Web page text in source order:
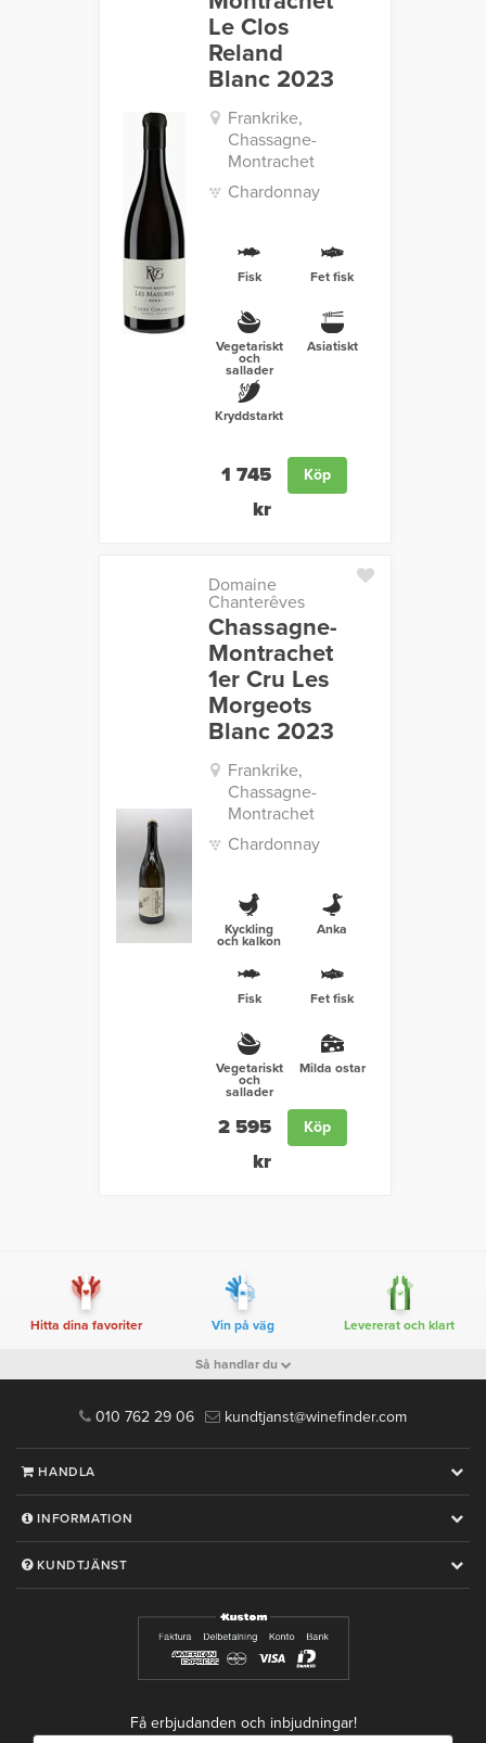
Le Clos
Reland
Blanc 2023
Frankrike,
Chassagne-
Montrachet
Chardonnay
Fisk Fet fisk
Vegetariskt
och
sallader
Asiatiskt
Kryddstarkt
1 745
kr
Köp
Domaine
Chanterêves
Chassagne-
Montrachet
1er Cru Les
Morgeots
Blanc 2023
Frankrike,
Chassagne-
Montrachet
Chardonnay
Kyckling
och kalkon
Anka
Fisk Fet fisk
Vegetariskt
och
sallader
Milda ostar
2 595
kr
Köp
Hitta dina favoriter Vin på väg Levererat och klart
Så handlar du
010 762 29 06 kundtjanst@winefinder.com
HANDLA
INFORMATION
KUNDTJÄNST
Få erbjudanden och inbjudningar!